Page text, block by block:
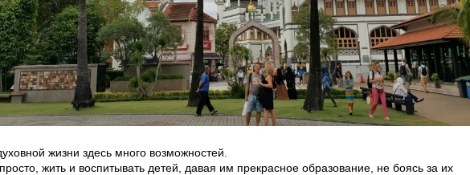
жизни здесь много возможностей.
жить и воспитывать детей, давая им прекрасное образование, не боясь за их